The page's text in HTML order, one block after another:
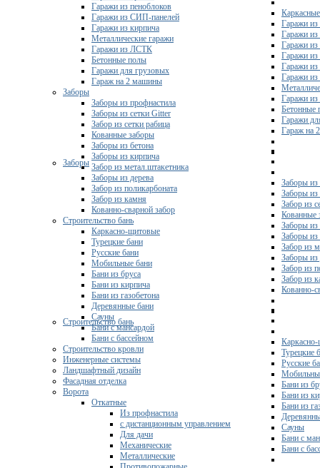
Гаражи из
Гаражи из
Гаражи из
Гаражи из
Гаражи
Гаражи из
Гаражи
Бетонные
Гаражи
Гараж на
Заборы
Заборы из
Заборы из
Забор из
Кованные
Заборы из
Заборы из
Забор из
Заборы из
Забор из
Забор из
Кованно-
Строительство бань
Турецкие
Русские
Бани из
Бани из
Бани из
Сауны
Бани с
Бани с
Гаражи из пеноблоков
Гаражи из СИП-панелей
Гаражи из кирпича
Металлические гаражи
Гаражи из ЛСТК
Бетонные полы
Гаражи для грузовых
Гараж на 2 машины
Заборы
Заборы из профнастила
Заборы из сетки Gitter
Забор из сетки рабица
Кованные заборы
Заборы из бетона
Заборы из кирпича
Забор из метал.штакетника
Заборы из дерева
Забор из поликарбоната
Забор из камня
Кованно-сварной забор
Строительство бань
Каркасно-щитовые
Турецкие бани
Русские бани
Мобильные бани
Бани из бруса
Бани из кирпича
Бани из газобетона
Деревянные бани
Сауны
Бани с мансардой
Бани с бассейном
Строительство кровли
Инженерные системы
Ландшафтный дизайн
Фасадная отделка
Ворота
Откатные
Из профнастила
с дистанционным управлением
Для дачи
Механические
Металлические